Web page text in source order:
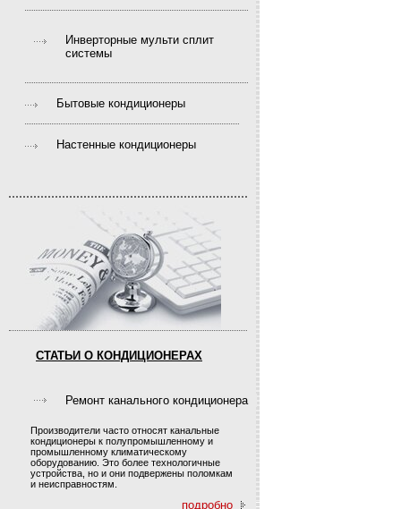
Инверторные мульти сплит
системы
Бытовые кондиционеры
Настенные кондиционеры
СТАТЬИ О КОНДИЦИОНЕРАХ
Ремонт канального кондиционера
Производители часто относят канальные
кондиционеры к полупромышленному и
промышленному климатическому
оборудованию. Это более технологичные
устройства, но и они подвержены поломкам
и неисправностям.
подробно